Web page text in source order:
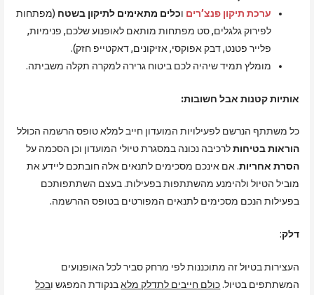
ערכת תיקון פנצ’רים וכלים מתאימים לתיקון בשטח (מפתחות
לפירוק גלגלים, סט מפתחות מותאם לאופנוע שלכם, פנימיות,
פלייר פטנט, דבק אפוקסי, אזיקונים, דאקטייפ חזק).
מומלץ תמיד שיהיה לכם ביטוח גרירה למקרה תקלה משביתה.
אותיות קטנות אבל חשובות:
כל משתתף הנרשם לפעילויות המועדון חייב למלא טופס הרשמה הכולל
הוראות בטיחותלרכיבה נכונה במסגרת טיולי המועדון וכן הסכמה על
הסרת אחריות. אם אינכם מסכימים לתנאים אלה חובתכם ליידע את
מוביל הטיול ולהימנע מהשתתפות בפעילות. בעצם השתתפותכם
בפעילות הנכם מסכימים לתנאים המפורטים בטופס ההרשמה.
דלק:
העצירות בטיול זה מתוכננות לפי מרחק סביר לכל האופנועים
המשתתפים בטיול.כולם חייבים לתדלק מלאבנקודת המפגש ובכל